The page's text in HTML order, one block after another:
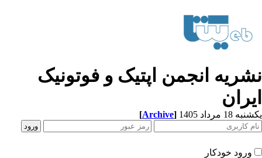
انجمن اپتیک و فوتونیک
18 مرداد 1405 [Archive]
ورود خودکار